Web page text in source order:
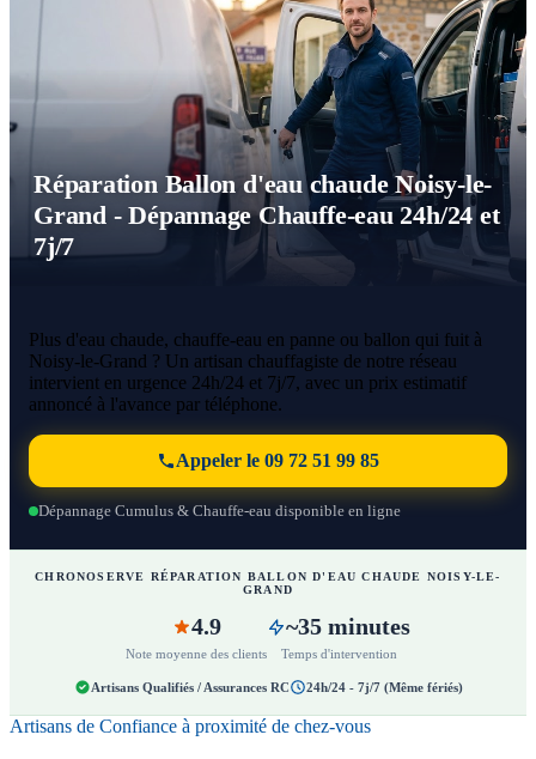
Réparation Ballon d'eau chaude Noisy-le-
Grand - Dépannage Chauffe-eau 24h/24 et
7j/7
Plus d'eau chaude, chauffe-eau en panne ou ballon qui fuit à
Noisy-le-Grand ? Un artisan chauffagiste de notre réseau
intervient en urgence 24h/24 et 7j/7, avec un prix estimatif
annoncé à l'avance par téléphone.
Appeler le 09 72 51 99 85
Dépannage Cumulus & Chauffe-eau disponible en ligne
CHRONOSERVE RÉPARATION BALLON D'EAU CHAUDE NOISY-LE-
GRAND
4.9
Note moyenne des clients
~35 minutes
Temps d'intervention
Artisans Qualifiés / Assurances RC 24h/24 - 7j/7 (Même fériés)
Artisans de Confiance à proximité de chez-vous